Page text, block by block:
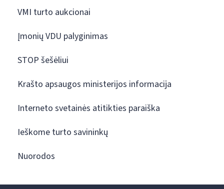
VMI turto aukcionai
Įmonių VDU palyginimas
STOP šešėliui
Krašto apsaugos ministerijos informacija
Interneto svetainės atitikties paraiška
Ieškome turto savininkų
Nuorodos